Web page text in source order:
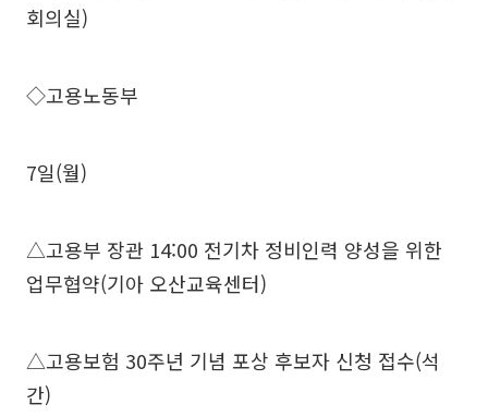
회의실)
◇고용노동부
7일(월)
△고용부 장관 14:00 전기차 정비인력 양성을 위한
업무협약(기아 오산교육센터)
△고용보험 30주년 기념 포상 후보자 신청 접수(석
간)